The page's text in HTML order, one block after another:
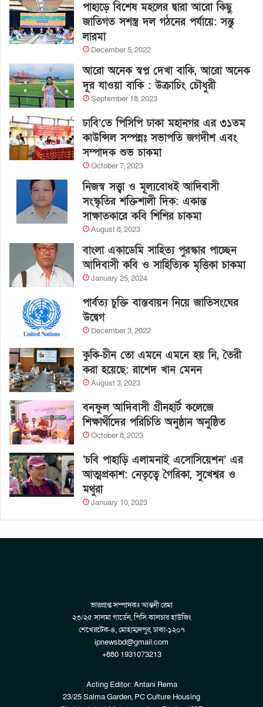
পাহাড়ে বিশেষ মহলের দ্বারা আরো কিছু
জাতিগত সশস্ত্র দল গঠনের পর্যায়ে: সন্তু
লারমা
December 5, 2022
আরো অনেক স্বপ্ন দেখা বাকি, আরো অনেক
দূর যাওয়া বাকি : উক্রাচিং চৌধুরী
September 18, 2023
ঢাবি’তে পিসিপি ঢাকা মহানগর এর ৩১তম
কাউন্সিল সম্পন্নঃ সভাপতি জগদীশ এবং
সম্পাদক শুভ চাকমা
October 7, 2023
নিজস্ব সত্ত্বা ও মূল্যবোধই আদিবাসী
সংস্কৃতির শক্তিশালী দিক: একান্ত
সাক্ষাতকারে কবি শিশির চাকমা
August 8, 2023
বাংলা একাডেমি সাহিত্য পুরস্কার পাচ্ছেন
আদিবাসী কবি ও সাহিত্যিক মৃত্তিকা চাকমা
January 25, 2024
পার্বত্য চুক্তি বাস্তবায়ন নিয়ে জাতিসংঘের
উদ্বেগ
December 3, 2022
কুকি-চীন তো এমনে এমনে হয় নি, তৈরী
করা হয়েছে: রাশেদ খান মেনন
August 3, 2023
বনফুল আদিবাসী গ্রীনহার্ট কলেজে
শিক্ষার্থীদের পরিচিতি অনুষ্ঠান অনুষ্ঠিত
October 8, 2023
‘চবি পাহাড়ি এলামনাই এসোসিয়েশন’ এর
আত্মপ্রকাশ: নেতৃত্বে গৈরিকা, সুখেশ্বর ও
মথুরা
January 10, 2023
ভারপ্রাপ্ত সম্পাদকঃ আন্তনী রেমা
২৩/২৫ সালমা গার্ডেন, পিসি কালচার হাউজিং
শেখেরটেক-৪, মোহাম্মদপুর, ঢাকা-১২০৭
ipnewsbd@gmail.com
+880 1931073213
Acting Editor: Antani Rema
23/25 Salma Garden, PC Culture Housing